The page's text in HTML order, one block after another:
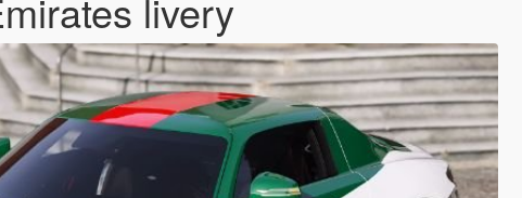
livery